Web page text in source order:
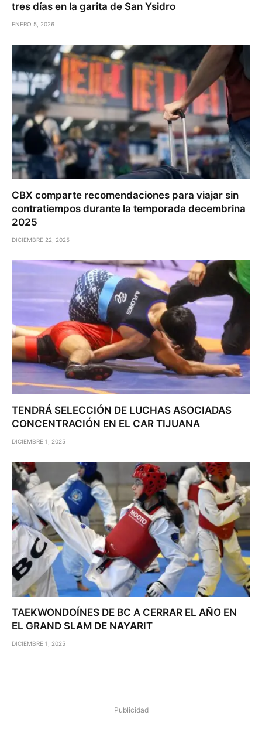
tres días en la garita de San Ysidro
ENERO 5, 2026
CBX comparte recomendaciones para viajar sin
contratiempos durante la temporada decembrina
2025
DICIEMBRE 22, 2025
TENDRÁ SELECCIÓN DE LUCHAS ASOCIADAS
CONCENTRACIÓN EN EL CAR TIJUANA
DICIEMBRE 1, 2025
TAEKWONDOÍNES DE BC A CERRAR EL AÑO EN
EL GRAND SLAM DE NAYARIT
DICIEMBRE 1, 2025
Publicidad